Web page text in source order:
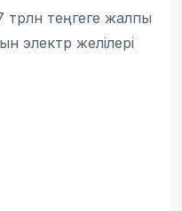
трлн теңгеге жалпы
электр желілері